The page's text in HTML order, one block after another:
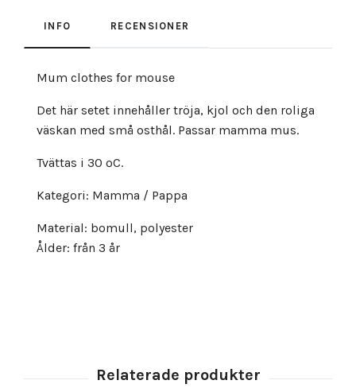
INFO RECENSIONER
Mum clothes for mouse
Det här setet innehåller tröja, kjol och den roliga
väskan med små osthål. Passar mamma mus.
Tvättas i 30 ºC.
Kategori: Mamma / Pappa
Material: bomull, polyester
Ålder: från 3 år